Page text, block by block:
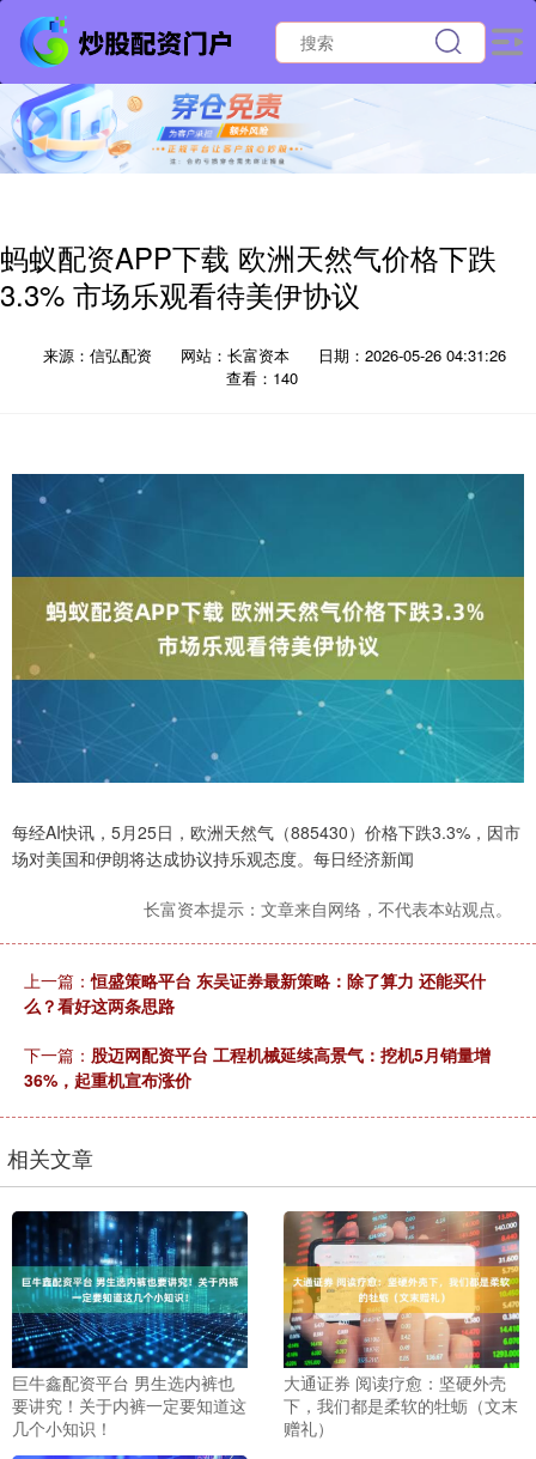
蚂蚁配资APP下载 欧洲天然气价格下跌
3.3% 市场乐观看待美伊协议
来源：信弘配资 网站：长富资本
日期：2026-05-26 04:31:26
查看：140
每经AI快讯，5月25日，欧洲天然气（885430）价格下跌3.3%，因市
场对美国和伊朗将达成协议持乐观态度。每日经济新闻
长富资本提示：文章来自网络，不代表本站观点。
上一篇：恒盛策略平台 东吴证券最新策略：除了算力 还能买什
么？看好这两条思路
下一篇： 股迈网配资平台 工程机械延续高景气：挖机5月销量增
36%，起重机宣布涨价
相关文章
巨牛鑫配资平台 男生选内裤也
要讲究！关于内裤一定要知道这
几个小知识！
大通证券 阅读疗愈：坚硬外壳
下，我们都是柔软的牡蛎（文末
赠礼）